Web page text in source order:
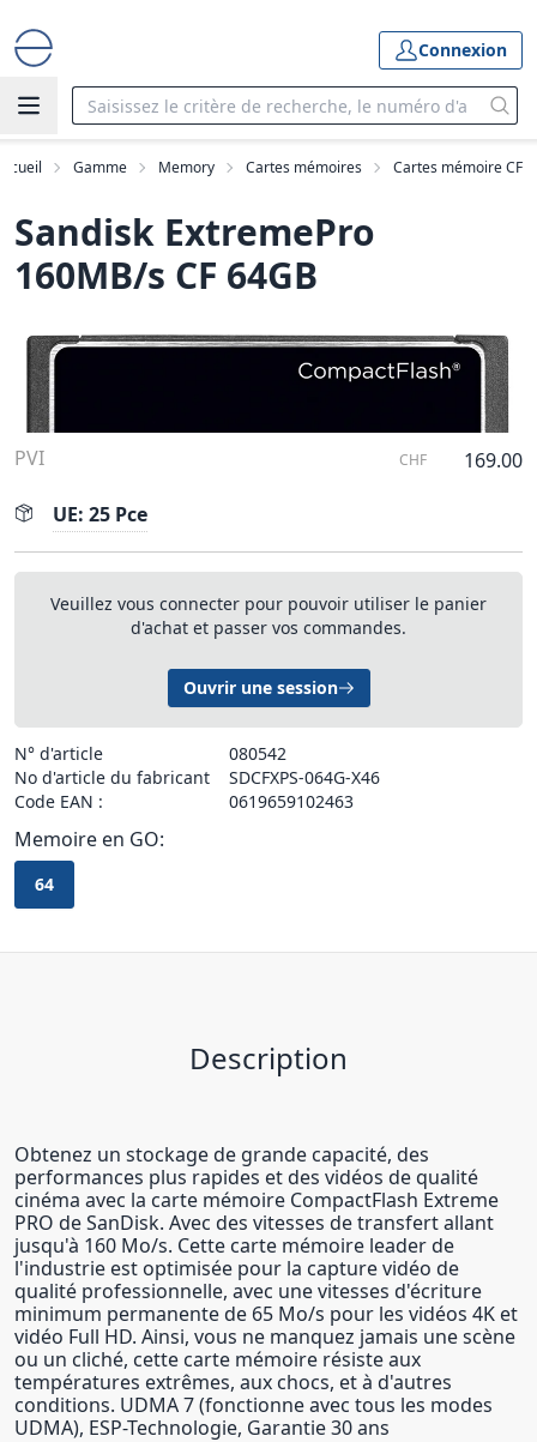
Connexion
Gamme Memory Cartes mémoires Cartes mémoire CF
Sandisk ExtremePro
160MB/s CF 64GB
PVI CHF 169.00
UE: 25 Pce
Veuillez vous connecter pour pouvoir utiliser le panier
d'achat et passer vos commandes.
Ouvrir une session
N° d'article
080542
No d'article du fabricant
SDCFXPS-064G-X46
Code EAN :
0619659102463
Memoire en GO:
64
Description
Obtenez un stockage de grande capacité, des
performances plus rapides et des vidéos de qualité
cinéma avec la carte mémoire CompactFlash Extreme
PRO de SanDisk. Avec des vitesses de transfert allant
jusqu'à 160 Mo/s. Cette carte mémoire leader de
l'industrie est optimisée pour la capture vidéo de
qualité professionnelle, avec une vitesses d'écriture
minimum permanente de 65 Mo/s pour les vidéos 4K et
vidéo Full HD. Ainsi, vous ne manquez jamais une scène
ou un cliché, cette carte mémoire résiste aux
températures extrêmes, aux chocs, et à d'autres
conditions. UDMA 7 (fonctionne avec tous les modes
UDMA), ESP-Technologie, Garantie 30 ans